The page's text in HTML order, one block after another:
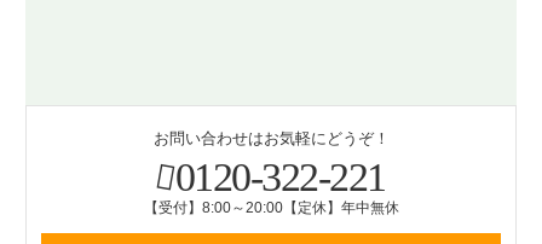
お問い合わせはお気軽にどうぞ！
0120-322-221
【受付】8:00～20:00【定休】年中無休